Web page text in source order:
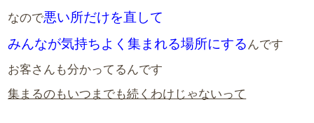
なので悪い所だけを直して
みんなが気持ちよく集まれる場所にするんです
お客さんも分かってるんです
集まるのもいつまでも続くわけじゃないって